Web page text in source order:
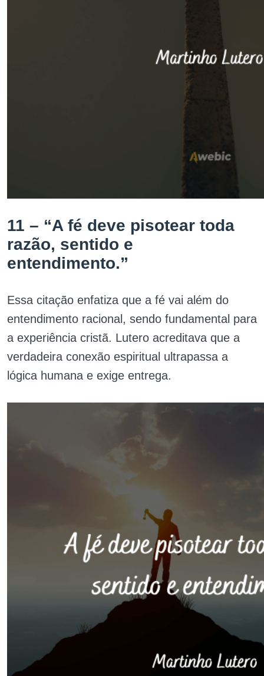
11 – “A fé deve pisotear toda
razão, sentido e
entendimento.”
Essa citação enfatiza que a fé vai além do
entendimento racional, sendo fundamental para
a experiência cristã. Lutero acreditava que a
verdadeira conexão espiritual ultrapassa a
lógica humana e exige entrega.